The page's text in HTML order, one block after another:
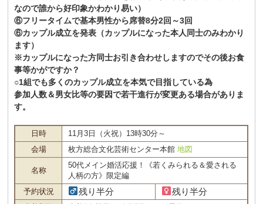
なので誰から好印象かわかり易い）
⑥フリータイムで基本男性から席替8分2回～3回
⑥カップル成立を発表（カップルになった本人同士のみわかり
ます）
※カップルになった方同士お引き合わせしますのでその後お食
事等かがですか？
○1組でも多くのカップル成立を本気で目指している為
参加人数＆男女比等の要因で若干進行が変更ある場合がありま
す。
日時
11月3日（火祝）13時30分～
会場
枚方総合文化芸術センター本館地図
名称
50代メイン婚活応援！《若くみられる＆愛される
人柄の方》限定編
予約状況
残り半分 残り半分